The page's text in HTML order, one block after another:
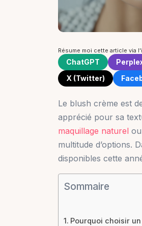
Résume moi cette article via
ChatGPT
X (Twitter)
Le blush crème est
apprécié pour sa
maquillage naturel
multitude d’options.
disponibles cette
Sommaire
Pourquoi choisir